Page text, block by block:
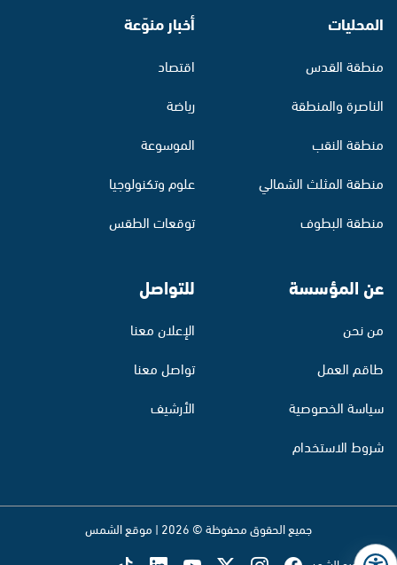
المحليات
منطقة القدس
الناصرة والمنطقة
منطقة النقب
منطقة المثلث الشمالي
منطقة البطوف
أخبار منوّعة
اقتصاد
رياضة
الموسوعة
علوم وتكنولوجيا
توقعات الطقس
عن المؤسسة
من نحن
طاقم العمل
سياسة الخصوصية
شروط الاستخدام
للتواصل
الإعلان معنا
تواصل معنا
الأرشيف
جميع الحقوق محفوظة © 2026 | موقع الشمس